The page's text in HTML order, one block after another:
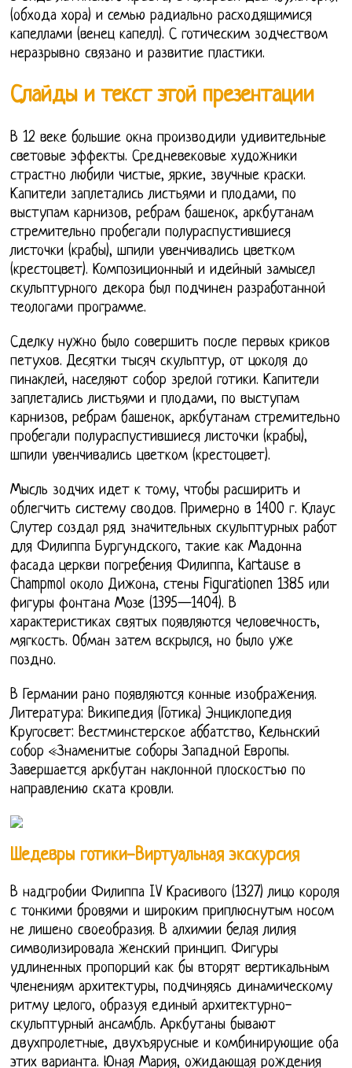
(обхода хора) и семью радиально расходящимися
капеллами (венец капелл). С готическим зодчеством
неразрывно связано и развитие пластики.
Слайды и текст этой презентации
В 12 веке большие окна производили удивительные
световые эффекты. Средневековые художники
страстно любили чистые, яркие, звучные краски.
Капители заплетались листьями и плодами, по
выступам карнизов, ребрам башенок, аркбутанам
стремительно пробегали полураспустившиеся
листочки (крабы), шпили увенчивались цветком
(крестоцвет). Композиционный и идейный замысел
скульптурного декора был подчинен разработанной
теологами программе.
Сделку нужно было совершить после первых криков
петухов. Десятки тысяч скульптур, от цоколя до
пинаклей, населяют собор зрелой готики. Капители
заплетались листьями и плодами, по выступам
карнизов, ребрам башенок, аркбутанам стремительно
пробегали полураспустившиеся листочки (крабы),
шпили увенчивались цветком (крестоцвет).
Мысль зодчих идет к тому, чтобы расширить и
облегчить систему сводов. Примерно в 1400 г. Клаус
Слутер создал ряд значительных скульптурных работ
для Филиппа Бургундского, такие как Мадонна
фасада церкви погребения Филиппа, Kartause в
Champmol около Дижона, стены Figurationen 1385 или
фигуры фонтана Мозе (1395—1404). В
характеристиках святых появляются человечность,
мягкость. Обман затем вскрылся, но было уже
поздно.
В Германии рано появляются конные изображения.
Литература: Википедия (Готика) Энциклопедия
Кругосвет: Вестминстерское аббатство, Кельнский
собор «Знаменитые соборы Западной Европы.
Завершается аркбутан наклонной плоскостью по
направлению ската кровли.
Шедевры готики-Виртуальная экскурсия
В надгробии Филиппа IV Красивого (1327) лицо короля
с тонкими бровями и широким приплюснутым носом
не лишено своеобразия. В алхимии белая лилия
символизировала женский принцип. Фигуры
удлиненных пропорций как бы вторят вертикальным
членениям архитектуры, подчиняясь динамическому
ритму целого, образуя единый архитектурно-
скульптурный ансамбль. Аркбутаны бывают
двухпролетные, двухъярусные и комбинирующие оба
этих варианта. Юная Мария, ожидающая рождения